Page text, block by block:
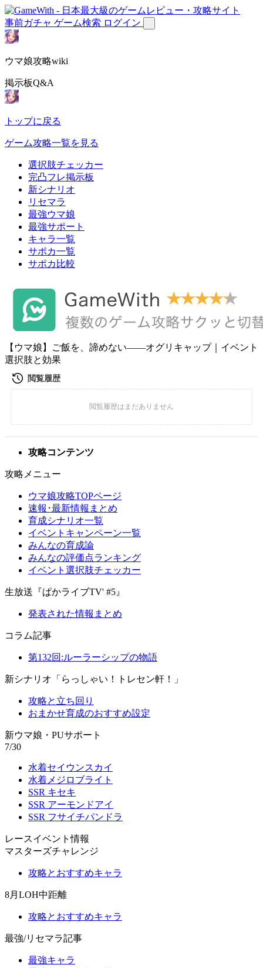
事前ガチャ ゲーム検索 ログイン
ウマ娘攻略wiki
掲示板Q&A
トップに戻る
ゲーム攻略一覧を見る
選択肢チェッカー
完凸フレ掲示板
新シナリオ
リセマラ
最強ウマ娘
最強サポート
キャラ一覧
サポカ一覧
サポカ比較
【ウマ娘】ご飯を、諦めない――オグリキャップ｜イベント
選択肢と効果
攻略コンテンツ
攻略メニュー
ウマ娘攻略TOPページ
速報･最新情報まとめ
育成シナリオ一覧
イベントキャンペーン一覧
みんなの育成論
みんなの評価点ランキング
イベント選択肢チェッカー
生放送『ぱかライブTV' #5』
発表された情報まとめ
コラム記事
第132回:ルーラーシップの物語
新シナリオ「らっしゃい！トレセン軒！」
攻略と立ち回り
おまかせ育成のおすすめ設定
新ウマ娘・PUサポート
7/30
水着セイウンスカイ
水着メジロブライト
SSR キセキ
SSR アーモンドアイ
SSR フサイチパンドラ
レースイベント情報
マスターズチャレンジ
攻略とおすすめキャラ
8月LOH中距離
攻略とおすすめキャラ
最強/リセマラ記事
最強キャラ